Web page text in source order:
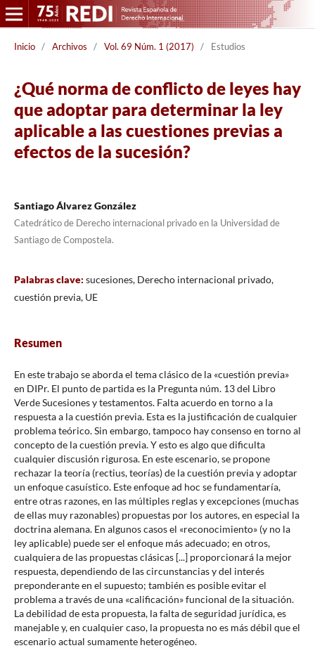
Inicio / Archivos / Vol. 69 Núm. 1 (2017) / Estudios
¿Qué norma de conflicto de leyes hay
que adoptar para determinar la ley
aplicable a las cuestiones previas a
efectos de la sucesión?
Santiago Álvarez González
Catedrático de Derecho internacional privado en la Universidad de
Santiago de Compostela.
Palabras clave: sucesiones, Derecho internacional privado,
cuestión previa, UE
Resumen
En este trabajo se aborda el tema clásico de la «cuestión previa»
en DIPr. El punto de partida es la Pregunta núm. 13 del Libro
Verde Sucesiones y testamentos. Falta acuerdo en torno a la
respuesta a la cuestión previa. Esta es la justificación de cualquier
problema teórico. Sin embargo, tampoco hay consenso en torno al
concepto de la cuestión previa. Y esto es algo que dificulta
cualquier discusión rigurosa. En este escenario, se propone
rechazar la teoría (rectius, teorías) de la cuestión previa y adoptar
un enfoque casuístico. Este enfoque ad hoc se fundamentaría,
entre otras razones, en las múltiples reglas y excepciones (muchas
de ellas muy razonables) propuestas por los autores, en especial la
doctrina alemana. En algunos casos el «reconocimiento» (y no la
ley aplicable) puede ser el enfoque más adecuado; en otros,
cualquiera de las propuestas clásicas [...] proporcionará la mejor
respuesta, dependiendo de las circunstancias y del interés
preponderante en el supuesto; también es posible evitar el
problema a través de una «calificación» funcional de la situación.
La debilidad de esta propuesta, la falta de seguridad jurídica, es
manejable y, en cualquier caso, la propuesta no es más débil que el
escenario actual sumamente heterogéneo.